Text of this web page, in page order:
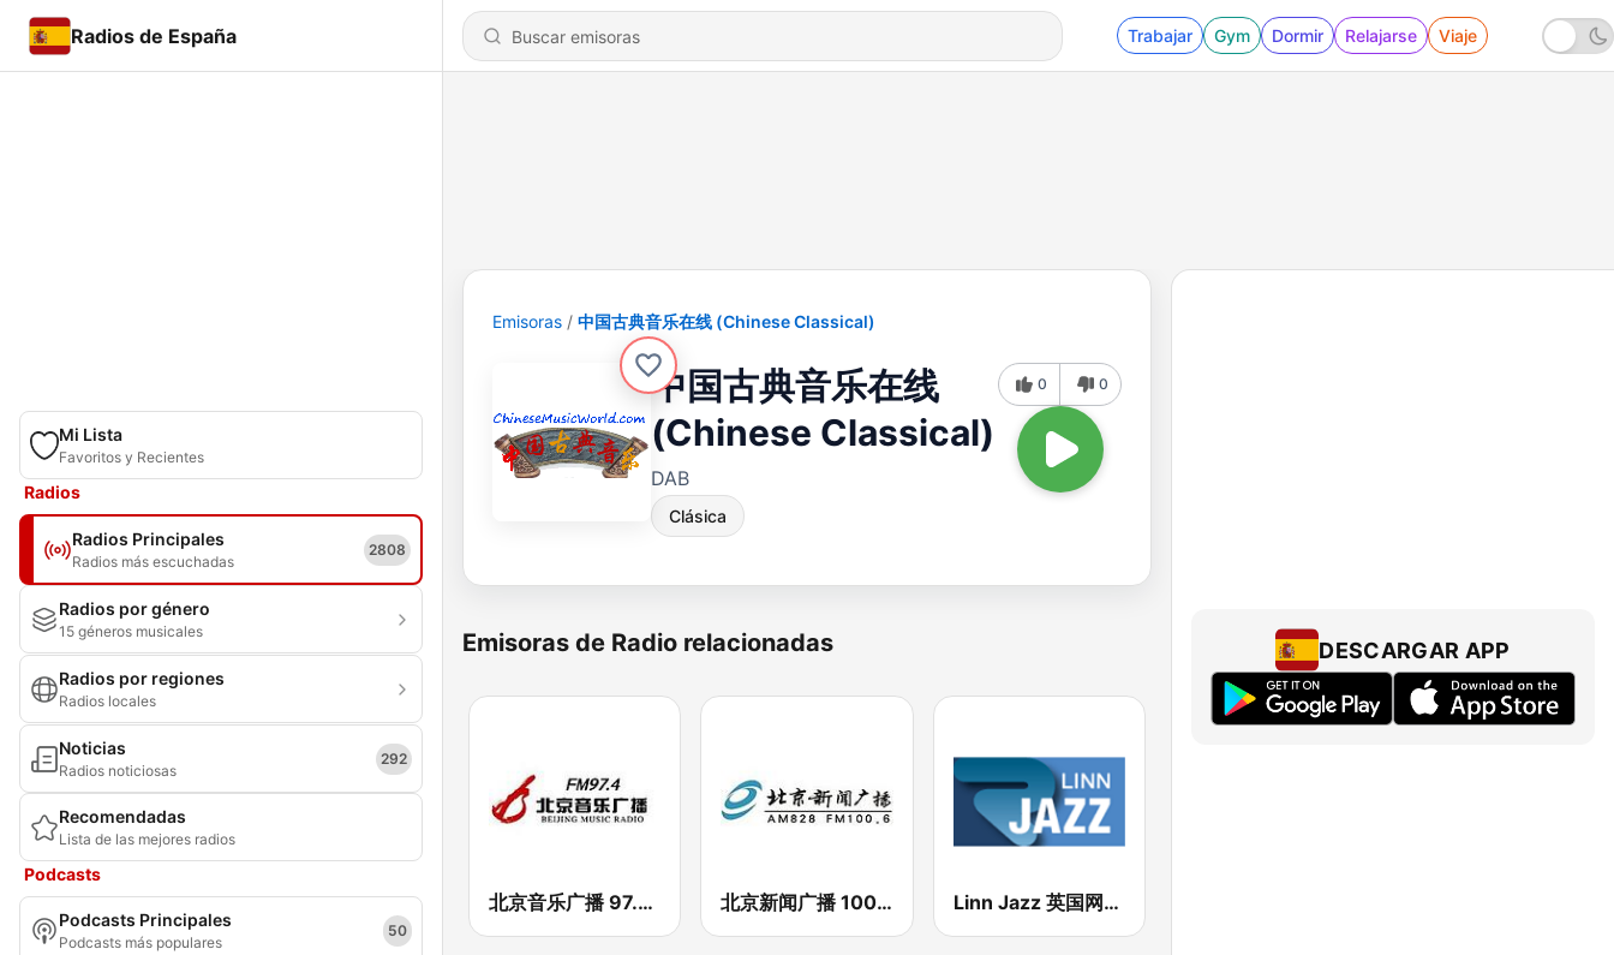
Radios de España Trabajar Gym Dormir Relajarse Viaje
Mi Lista
Favoritos y Recientes
Radios
Radios Principales
Radios más escuchadas
2808
Radios por género
15 géneros musicales
Radios por regiones
Radios locales
Noticias
Radios noticiosas
292
Recomendadas
Lista de las mejores radios
Podcasts
Podcasts Principales
Podcasts más populares
50
Emisoras 中国古典音乐在线 (Chinese Classical)
中国古典音乐在线
(Chinese Classical)
DAB
Clásica
0 0
Emisoras de Radio relacionadas
北京音乐广播 97.4 (Beijing Music Radio) 北京新闻广播 100.6 (Beijing News Radio) Linn Jazz 英国网络音乐台
DESCARGAR APP